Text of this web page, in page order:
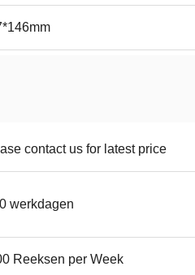
contact us for latest price
werkdagen
Reeksen per Week